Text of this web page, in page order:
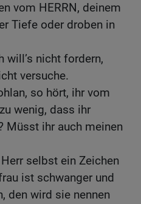
vom HERRN, deinem
Tiefe oder droben in
will’s nicht fordern,
versuche.
so hört, ihr vom
wenig, dass ihr
Müsst ihr auch meinen
selbst ein Zeichen
ist schwanger und
den wird sie nennen